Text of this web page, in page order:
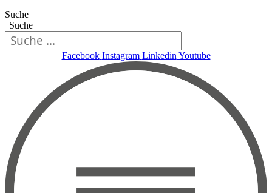
Suche
Suche
Facebook Instagram Linkedin Youtube